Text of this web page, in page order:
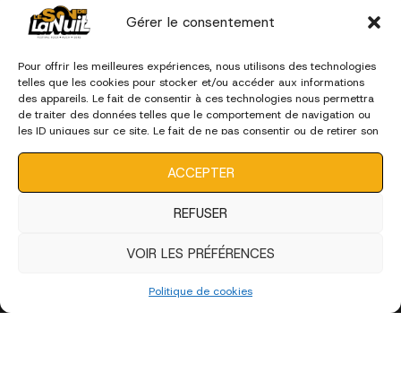
Gérer le consentement
Pour offrir les meilleures expériences, nous utilisons des technologies
telles que les cookies pour stocker et/ou accéder aux informations
des appareils. Le fait de consentir à ces technologies nous permettra
de traiter des données telles que le comportement de navigation ou
les ID uniques sur ce site. Le fait de ne pas consentir ou de retirer son
ACCEPTER
REFUSER
VOIR LES PRÉFÉRENCES
Politique de cookies
Je m'engage à respecter les consignes de
sécurité pour garantir une expérience optimale
respectueux et professionnel lors de
l'événement.
Ce formulaire utilise Akismet pour réduire le
données sont traitées.